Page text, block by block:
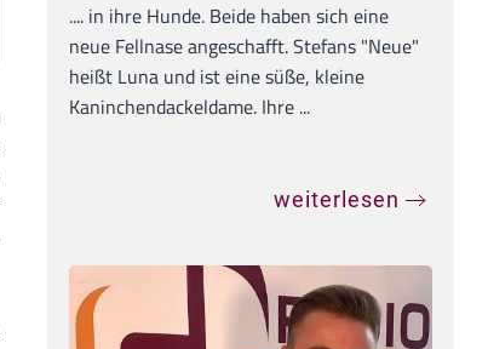
.... in ihre Hunde. Beide haben sich eine
neue Fellnase angeschafft. Stefans "Neue"
heißt Luna und ist eine süße, kleine
Kaninchendackeldame. Ihre ...
weiterlesen